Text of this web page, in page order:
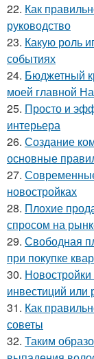
22. Как
руководство
23. Какую роль
событиях
24. Бюджетный
моей главной
25. Просто и
интерьера
26. Создание
основные
27.
новостройках
28. Плохие
спросом на
29. Свободная
при покупке
30.
инвестиций или
31. Как
советы
32. Таким